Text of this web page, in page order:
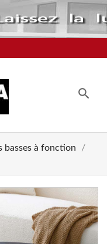
basses à fonction